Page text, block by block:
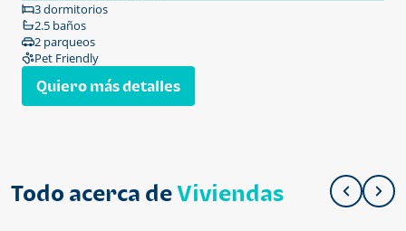
3 dormitorios
2.5 baños
2 parqueos
Pet Friendly
Quiero más detalles
Todo acerca deViviendas